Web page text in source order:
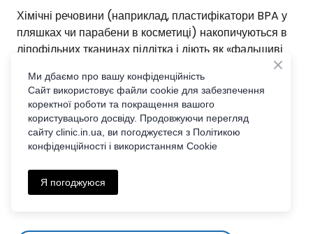
Хімічні речовини (наприклад, пластифікатори BPA у
пляшках чи парабени в косметиці) накопичуються в
ліпофільних тканинах підлітка і діють як «фальшиві
Вони обманюють рецептори яєчників або яєчок,
викликаючи прискорене виснаження системного
Репродуктивного Резерву та провокуючи хронічне
запалення. Наш протокол містить чітку програму
епігенетичного детоксу та захисту від цих факторів
Записатися на сімейну консультацію у
"Репродуктивній клініці Вікторії Гудзяк"
Ми дбаємо про вашу конфіденційність
Сайт використовує файли cookie для забезпечення
коректної роботи та покращення вашого
користувацього досвіду. Продовжуючи перегляд
сайту clіnic.in.ua, ви погоджуєтеся з Політикою
конфіденційності і використанням Cookie
Я погоджуюся